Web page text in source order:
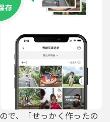
ので、​「せっかく​作ったの